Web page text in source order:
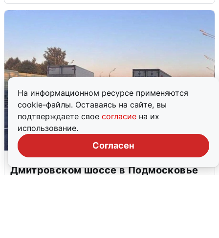
На информационном ресурсе применяются
cookie-файлы. Оставаясь на сайте, вы
подтверждаете свое согласие на их
использование.
Согласен
Пять машин столкнулись на
Дмитровском шоссе в Подмосковье